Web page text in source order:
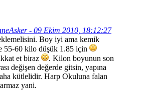
- 09 Ekim 2010, 18:12:27
Boy iyi ama kemik
55-60 kilo düşük 1.85 için
et biraz
. Kilon boyunun son
değişen değerde gitsin, yapına
kütlelidir. Harp Okuluna falan
yani.